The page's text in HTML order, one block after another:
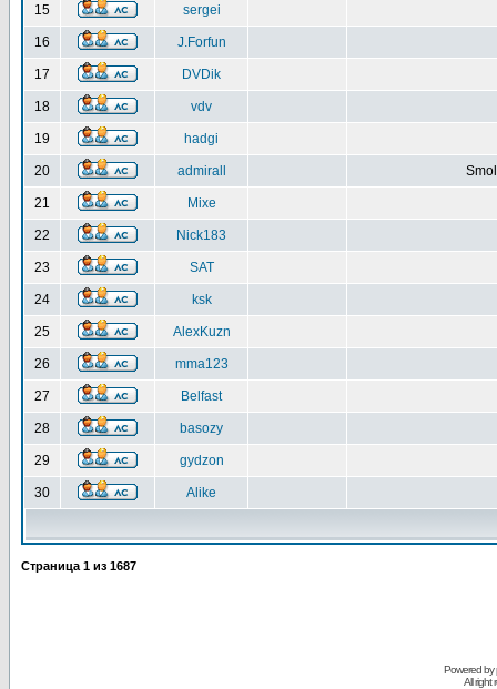
15 sergei
16 J.Forfun
17 DVDik
18 vdv
19 hadgi
20 admirall
21 Mixe
22 Nick183
23 SAT
24 ksk
25 AlexKuzn
26 mma123
27 Belfast
28 basozy
29 gydzon
30 Alike
Страница 1 из 1687
Powered
All right